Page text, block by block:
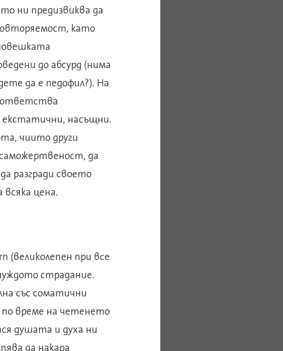
ни предизвиква да
като
до абсурд (нима
да е педофил?). На
екстатични, насъщни.
чиито други
да
разгради своето
цена.
(великолепен при все
страдание.
със соматични
по време на четенето
душата и духа ни
да накара